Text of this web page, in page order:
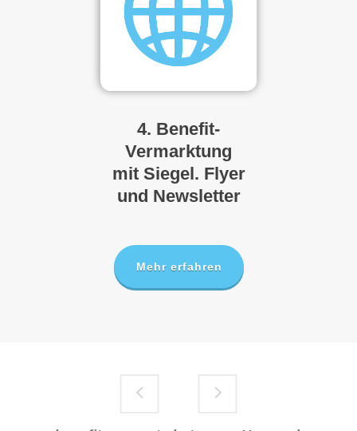
4. Benefit-
Vermarktung
mit Siegel. Flyer
und Newsletter
Mehr erfahren